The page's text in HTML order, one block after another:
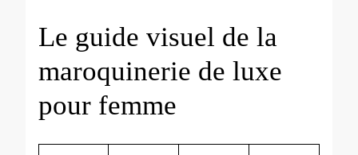
Le guide visuel de la
maroquinerie de luxe
pour femme